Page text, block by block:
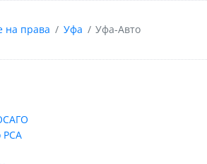
на права Уфа Уфа-Авто
РСА